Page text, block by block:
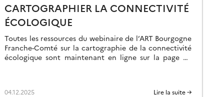
CARTOGRAPHIER LA CONNECTIVITÉ
ÉCOLOGIQUE
Toutes les ressources du webinaire de l’ART Bourgogne
Franche-Comté sur la cartographie de la connectivité
écologique sont maintenant en ligne sur la page de
04.12.2025 Lire la suite →